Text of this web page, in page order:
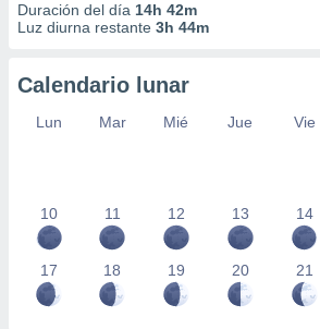
Duración del día 14h 42m
Luz diurna restante 3h 44m
Calendario lunar
Lun Mar Mié Jue Vie
10 11 12 13 14
17 18 19 20 21